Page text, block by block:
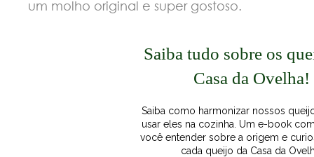
um molho original e super gostoso.
Saiba tudo sobre os
Casa da Ovelha!
Saiba como harmonizar nossos
usar eles na cozinha. U m e-book
você entender sobre a origem e
cada queijo da Casa da